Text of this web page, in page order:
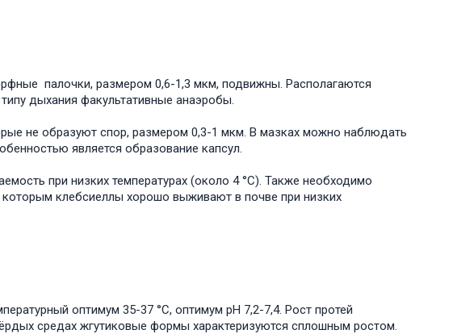
палочки, размером 0,6-1,3 мкм, подвижны. Располагаются
дыхания факультативные анаэробы.
не образуют спор, размером 0,3-1 мкм. В мазках можно наблюдать
является образование капсул.
при низких температурах (около 4 °С). Также необходимо
клебсиеллы хорошо выживают в почве при низких
оптимум 35-37 °С, оптимум рН 7,2-7,4. Рост протей
средах жгутиковые формы характеризуются сплошным ростом.